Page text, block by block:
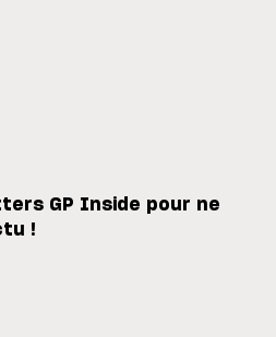
GP Inside pour ne
!